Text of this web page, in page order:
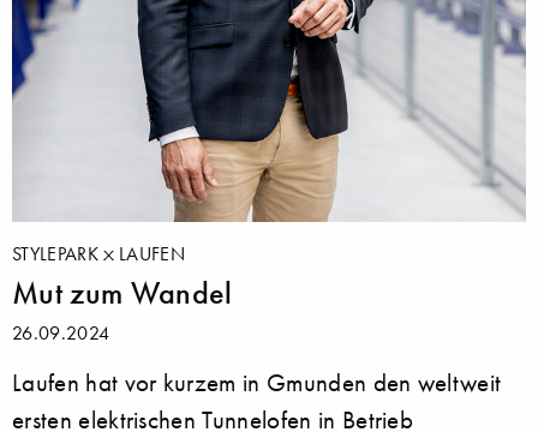
STYLEPARK LAUFEN
Mut zum Wandel
26.09.2024
Laufen hat vor kurzem in Gmunden den weltweit
ersten elektrischen Tunnelofen in Betrieb